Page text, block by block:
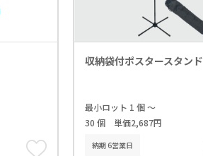
収納袋付ポスタースタンド
最小ロット 1 個 ～
30 個 単価2,687円
納期 6営業日